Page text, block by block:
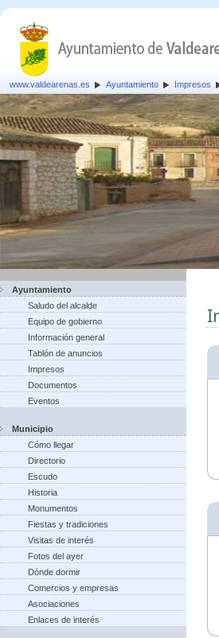
www.valdearenas.es Ayuntamiento Impresos
Ayuntamiento
Saludo del alcalde
Equipo de gobierno
Información general
Tablón de anuncios
Impresos
Documentos
Eventos
Municipio
Cómo llegar
Directorio
Escudo
Historia
Monumentos
Fiestas y tradiciones
Visitas de interés
Fotos del ayer
Dónde dormir
Comercios y empresas
Asociaciones
Enlaces de interés